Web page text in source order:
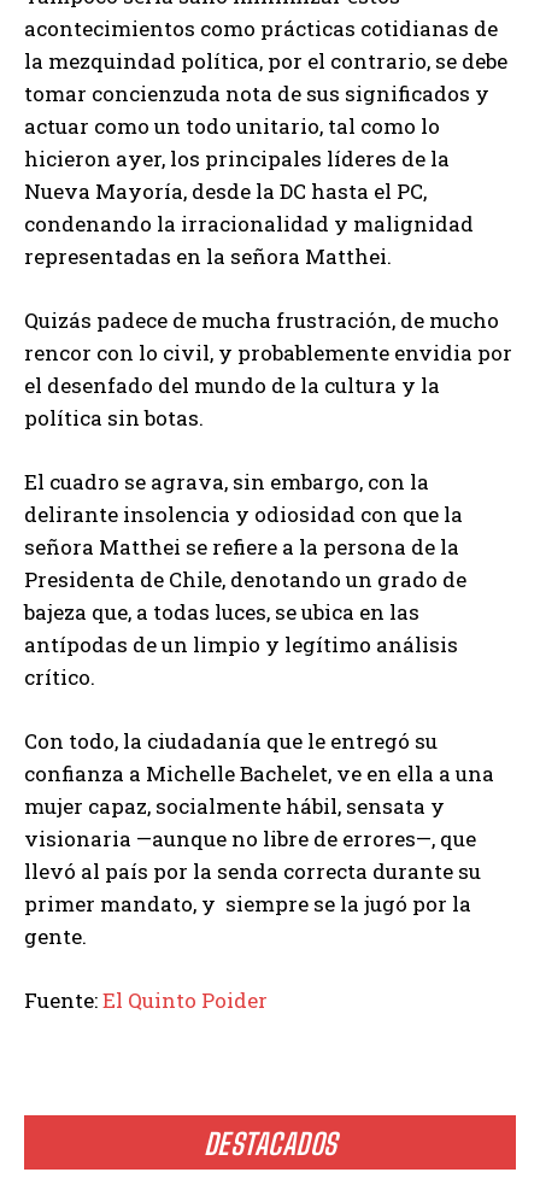
DESTACADOS
acontecimientos como prácticas cotidianas de
la mezquindad política, por el contrario, se debe
tomar concienzuda nota de sus significados y
actuar como un todo unitario, tal como lo
hicieron ayer, los principales líderes de la
Nueva Mayoría, desde la DC hasta el PC,
condenando la irracionalidad y malignidad
representadas en la señora Matthei.
Quizás padece de mucha frustración, de mucho
rencor con lo civil, y probablemente envidia por
el desenfado del mundo de la cultura y la
política sin botas.
El cuadro se agrava, sin embargo, con la
delirante insolencia y odiosidad con que la
señora Matthei se refiere a la persona de la
Presidenta de Chile, denotando un grado de
bajeza que, a todas luces, se ubica en las
antípodas de un limpio y legítimo análisis
crítico.
Con todo, la ciudadanía que le entregó su
confianza a Michelle Bachelet, ve en ella a una
mujer capaz, socialmente hábil, sensata y
visionaria —aunque no libre de errores—, que
llevó al país por la senda correcta durante su
primer mandato, y siempre se la jugó por la
gente.
Fuente:El Quinto Poider